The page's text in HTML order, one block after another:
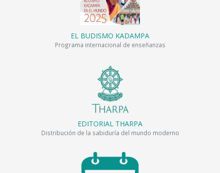
EL BUDISMO KADAMPA
Programa internacional de enseñanzas
EDITORIAL THARPA
Distribución de la sabiduría del mundo moderno